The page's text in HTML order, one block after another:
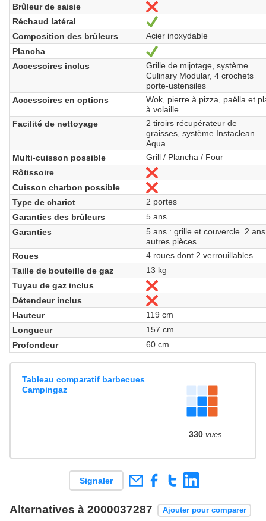
Brûleur de saisie
Non
Réchaud latéral
Oui
Composition des brûleurs
Acier inoxydable
Plancha
Oui
Accessoires inclus
Grille de mijotage, système
Culinary Modular, 4 crochets
porte-ustensiles
Accessoires en options
Wok, pierre à pizza, paëlla et
à volaille
Facilité de nettoyage
2 tiroirs récupérateur de
graisses, système Instaclean
Aqua
Multi-cuisson possible
Grill / Plancha / Four
Rôtissoire
Non
Cuisson charbon possible
Non
Type de chariot
2 portes
Garanties des brûleurs
5 ans
Garanties
5 ans : grille et couvercle. 2
autres pièces
Roues
4 roues dont 2 verrouillables
Taille de bouteille de gaz
13 kg
Tuyau de gaz inclus
Non
Détendeur inclus
Non
Hauteur
119 cm
Longueur
157 cm
Profondeur
60 cm
Tableau comparatif barbecues
Campingaz
330 vues
Signaler
Alternatives à 2000037287 Ajouter pour comparer